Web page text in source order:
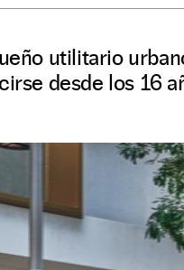
utilitario
desde los 16